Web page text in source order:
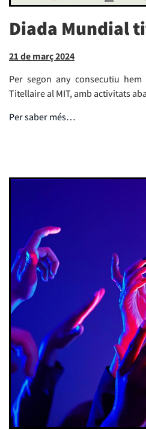
Diada Mundial
21 de març 2024
Per segon any consecutiu
Titellaire al MIT, amb activitats
Per saber més…